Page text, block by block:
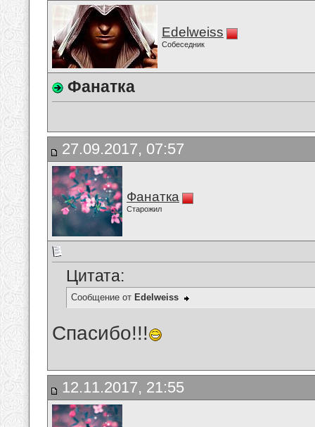
Edelweiss
Собеседник
Фанатка
27.09.2017, 07:57
Фанатка
Старожил
Цитата:
Сообщение от Edelweiss
Спасибо!!!
12.11.2017, 21:55